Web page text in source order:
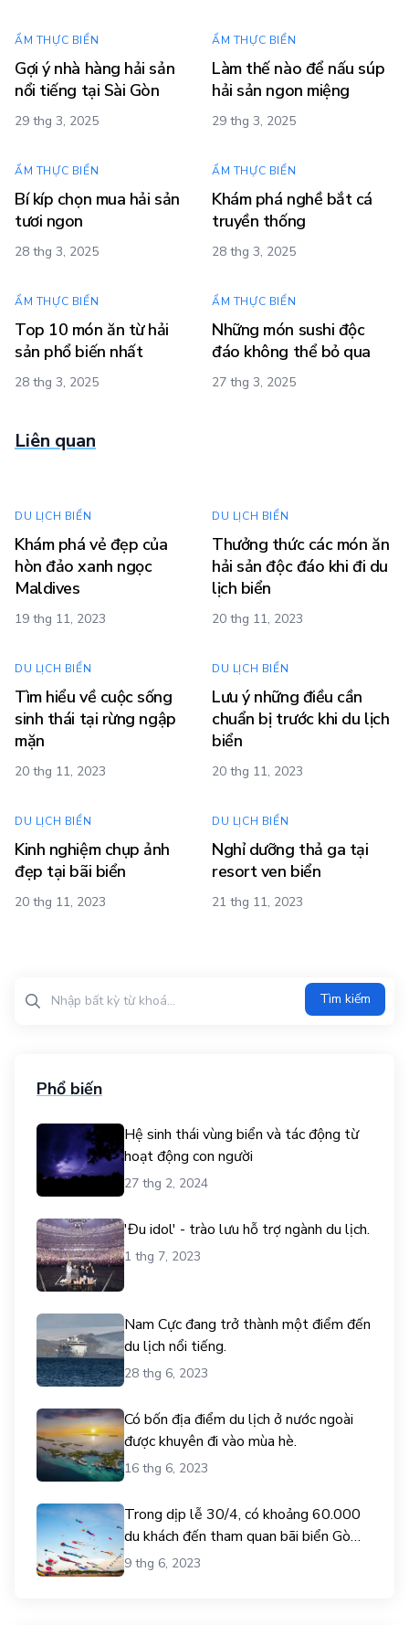
ẨM THỰC BIỂN
Gợi ý nhà hàng hải sản
nổi tiếng tại Sài Gòn
29 thg 3, 2025
ẨM THỰC BIỂN
Làm thế nào để nấu súp
hải sản ngon miệng
29 thg 3, 2025
ẨM THỰC BIỂN
Bí kíp chọn mua hải sản
tươi ngon
28 thg 3, 2025
ẨM THỰC BIỂN
Khám phá nghề bắt cá
truyền thống
28 thg 3, 2025
ẨM THỰC BIỂN
Top 10 món ăn từ hải
sản phổ biến nhất
28 thg 3, 2025
ẨM THỰC BIỂN
Những món sushi độc
đáo không thể bỏ qua
27 thg 3, 2025
Liên quan
DU LỊCH BIỂN
Khám phá vẻ đẹp của
hòn đảo xanh ngọc
Maldives
19 thg 11, 2023
DU LỊCH BIỂN
Thưởng thức các món ăn
hải sản độc đáo khi đi du
lịch biển
20 thg 11, 2023
DU LỊCH BIỂN
Tìm hiểu về cuộc sống
sinh thái tại rừng ngập
mặn
20 thg 11, 2023
DU LỊCH BIỂN
Lưu ý những điều cần
chuẩn bị trước khi du lịch
biển
20 thg 11, 2023
DU LỊCH BIỂN
Kinh nghiệm chụp ảnh
đẹp tại bãi biển
20 thg 11, 2023
DU LỊCH BIỂN
Nghỉ dưỡng thả ga tại
resort ven biển
21 thg 11, 2023
Tìm kiếm
Phổ biến
Hệ sinh thái vùng biển và tác động từ
hoạt động con người
27 thg 2, 2024
'Đu idol' - trào lưu hỗ trợ ngành du lịch.
1 thg 7, 2023
Nam Cực đang trở thành một điểm đến
du lịch nổi tiếng.
28 thg 6, 2023
Có bốn địa điểm du lịch ở nước ngoài
được khuyên đi vào mùa hè.
16 thg 6, 2023
Trong dịp lễ 30/4, có khoảng 60.000
du khách đến tham quan bãi biển Gò
Công.
9 thg 6, 2023